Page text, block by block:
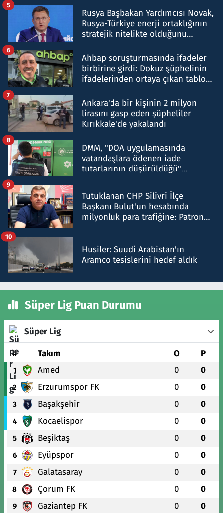
Rusya Başbakan Yardımcısı Novak,
Rusya-Türkiye enerji ortaklığının
stratejik nitelikte olduğunu
5
Ahbap soruşturmasında ifadeler
birbirine girdi: Dokuz şüphelinin
ifadelerinden ortaya çıkan tablo
6
Ankara'da bir kişinin 2 milyon
lirasını gasp eden şüpheliler
Kırıkkale'de yakalandı
7
DMM, "DOA uygulamasında
vatandaşlara ödenen iade
tutarlarının düşürüldüğü"
8
Tutuklanan CHP Silivri İlçe
Başkanı Bulut'un hesabında
milyonluk para trafiğine: Patron
9
Husiler: Suudi Arabistan'ın
Aramco tesislerini hedef aldık
10
Süper Lig Puan Durumu
Süper Lig
# Takım O P
1 Amed 0 0
2 Erzurumspor FK 0 0
3 Başakşehir 0 0
4 Kocaelispor 0 0
5 Beşiktaş 0 0
6 Eyüpspor 0 0
7 Galatasaray 0 0
8 Çorum FK 0 0
9 Gaziantep FK 0 0